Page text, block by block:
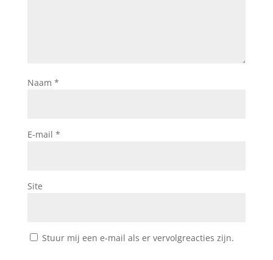
Naam *
E-mail *
Site
Stuur mij een e-mail als er vervolgreacties zijn.